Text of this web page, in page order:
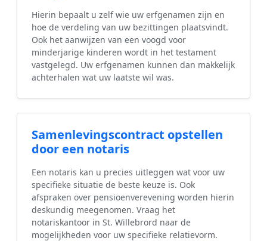
Hierin bepaalt u zelf wie uw erfgenamen zijn en
hoe de verdeling van uw bezittingen plaatsvindt.
Ook het aanwijzen van een voogd voor
minderjarige kinderen wordt in het testament
vastgelegd. Uw erfgenamen kunnen dan makkelijk
achterhalen wat uw laatste wil was.
Samenlevingscontract opstellen
door een notaris
Een notaris kan u precies uitleggen wat voor uw
specifieke situatie de beste keuze is. Ook
afspraken over pensioenverevening worden hierin
deskundig meegenomen. Vraag het
notariskantoor in St. Willebrord naar de
mogelijkheden voor uw specifieke relatievorm.